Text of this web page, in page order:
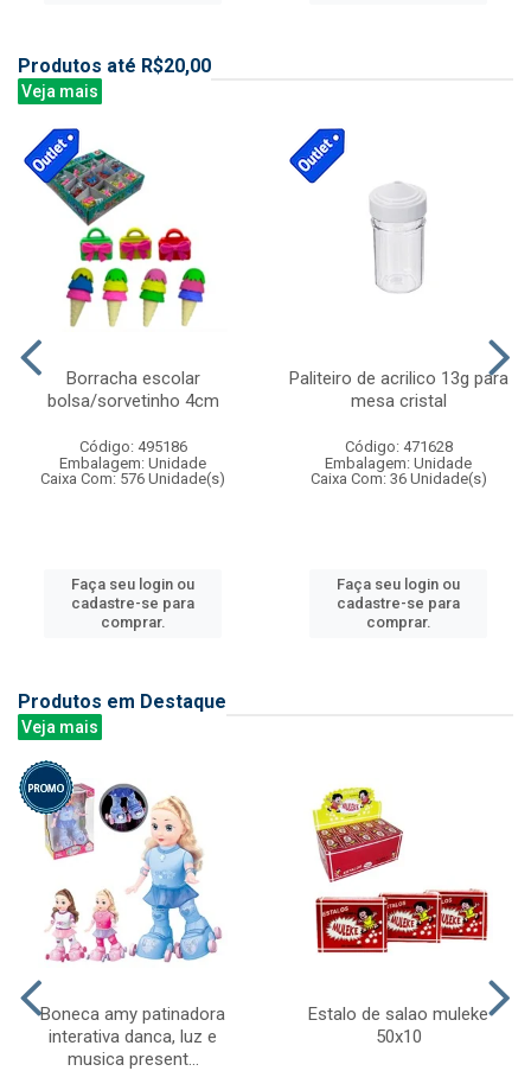
Produtos até R$20,00
Veja mais
Borracha escolar
bolsa/sorvetinho 4cm
Código: 495186
Embalagem: Unidade
Caixa Com: 576 Unidade(s)
Faça seu login ou
cadastre-se para
comprar.
Paliteiro de acrilico 13g para
mesa cristal
Código: 471628
Embalagem: Unidade
Caixa Com: 36 Unidade(s)
Faça seu login ou
cadastre-se para
comprar.
Produtos em Destaque
Veja mais
Boneca amy patinadora
interativa danca, luz e
musica present...
Estalo de salao muleke
50x10